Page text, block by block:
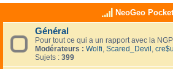
NeoGeo Pocket
Général
Pour tout ce qui a un rapport avec la
Modérateurs : Wolfi, Scared_Devil ,
Sujets : 399